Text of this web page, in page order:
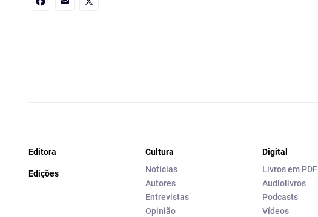
Editora
Edições
Cultura
Notícias
Autores
Entrevistas
Opinião
Digital
Livros em PDF
Audiolivros
Podcasts
Vídeos